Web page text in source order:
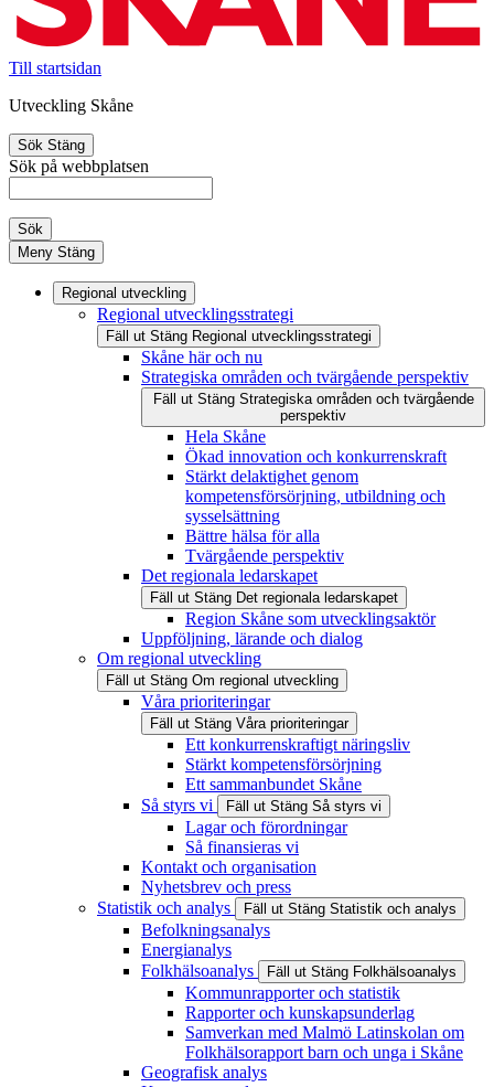
Till startsidan
Utveckling Skåne
Sök Stäng
Sök på webbplatsen
Sök
Meny Stäng
Regional utveckling
Regional utvecklingsstrategi
Fäll ut Stäng Regional utvecklingsstrategi
Skåne här och nu
Strategiska områden och tvärgående perspektiv
Fäll ut Stäng Strategiska områden och tvärgående
perspektiv
Hela Skåne
Ökad innovation och konkurrenskraft
Stärkt delaktighet genom
kompetensförsörjning, utbildning och
sysselsättning
Bättre hälsa för alla
Tvärgående perspektiv
Det regionala ledarskapet
Fäll ut Stäng Det regionala ledarskapet
Region Skåne som utvecklingsaktör
Uppföljning, lärande och dialog
Om regional utveckling
Fäll ut Stäng Om regional utveckling
Våra prioriteringar
Fäll ut Stäng Våra prioriteringar
Ett konkurrenskraftigt näringsliv
Stärkt kompetensförsörjning
Ett sammanbundet Skåne
Så styrs vi
Fäll ut Stäng Så styrs vi
Lagar och förordningar
Så finansieras vi
Kontakt och organisation
Nyhetsbrev och press
Statistik och analys
Fäll ut Stäng Statistik och analys
Befolkningsanalys
Energianalys
Folkhälsoanalys
Fäll ut Stäng Folkhälsoanalys
Kommunrapporter och statistik
Rapporter och kunskapsunderlag
Samverkan med Malmö Latinskolan om
Folkhälsorapport barn och unga i Skåne
Geografisk analys